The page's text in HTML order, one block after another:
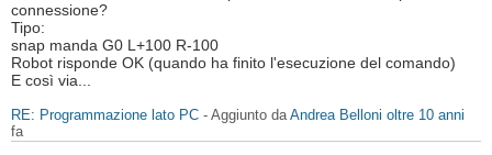
connessione?
Tipo:
snap manda G0 L+100 R-100
Robot risponde OK (quando ha finito l'esecuzione del comando)
E così via...
RE: Programmazione lato PC - Aggiunto da Andrea Belloni oltre 10 anni
fa